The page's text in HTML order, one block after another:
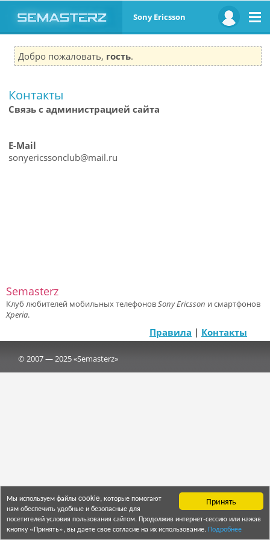
Принять
Мы используем файлы cookie, которые помогают
нам обеспечить удобные и безопасные для
посетителей условия пользования сайтом. Продолжив интернет-сессию или нажав
кнопку «Принять», вы даете свое согласие на их использование. Подробнее
Sony Ericsson
Добро пожаловать, гость.
Контакты
Связь с администрацией сайта
E-Mail
sonyericssonclub@mail.ru
Semasterz
Клуб любителей мобильных телефоновSony Ericsson и смартфонов
Xperia.
Правила | Контакты
© 2007 — 2025 «Semasterz»